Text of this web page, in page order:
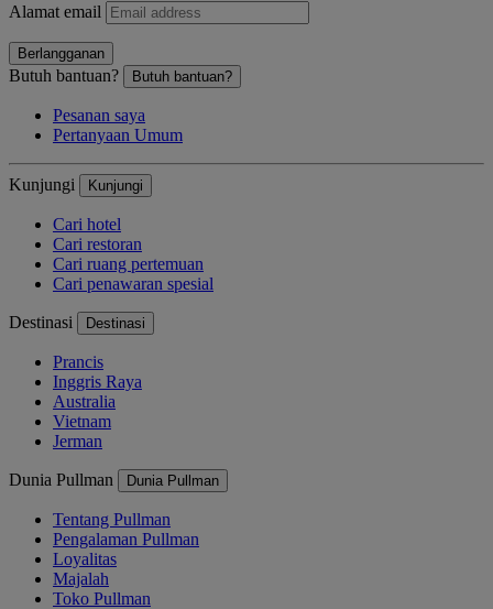
Alamat email
Berlangganan
Butuh bantuan? Butuh bantuan?
Pesanan saya
Pertanyaan Umum
Kunjungi Kunjungi
Cari hotel
Cari restoran
Cari ruang pertemuan
Cari penawaran spesial
Destinasi Destinasi
Prancis
Inggris Raya
Australia
Vietnam
Jerman
Dunia Pullman Dunia Pullman
Tentang Pullman
Pengalaman Pullman
Loyalitas
Majalah
Toko Pullman